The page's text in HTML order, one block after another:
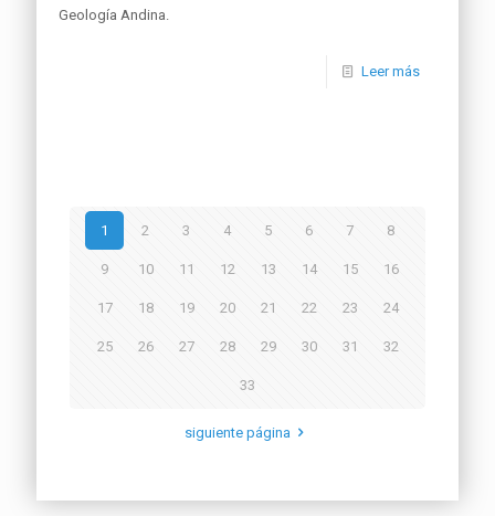
Geología Andina.
Leer más
1 2 3 4 5 6 7 8
9 10 11 12 13 14 15 16
17 18 19 20 21 22 23 24
25 26 27 28 29 30 31 32
33
siguiente página